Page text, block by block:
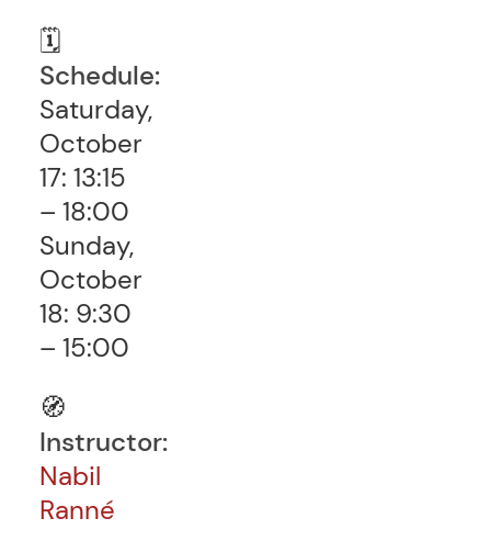
🗓
Schedule:
Saturday,
October
17: 13:15
– 18:00
Sunday,
October
18: 9:30
– 15:00
🧭
Instructor:
Nabil
Ranné